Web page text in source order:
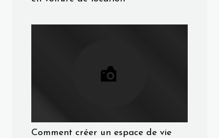
Comment créer un espace de vie